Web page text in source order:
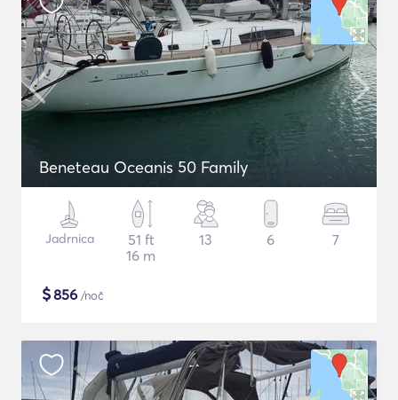
Beneteau Oceanis 50 Family
Jadrnica
51 ft
16 m
13 6 7
$856 /noč